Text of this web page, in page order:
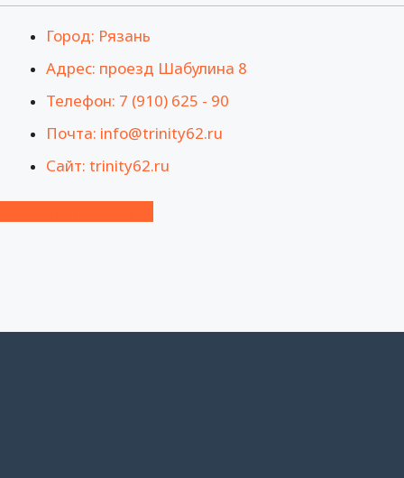
Город: Рязань
Адрес: проезд Шабулина 8
Телефон: 7 (910) 625 - 90
Почта: info@trinity62.ru
Сайт: trinity62.ru